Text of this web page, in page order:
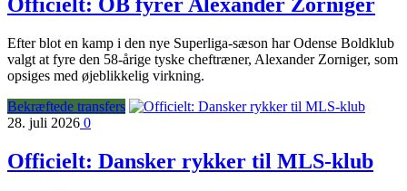
Officielt: OB fyrer Alexander Zorniger
Efter blot en kamp i den nye Superliga-sæson har Odense Boldklub
valgt at fyre den 58-årige tyske cheftræner, Alexander Zorniger, som
opsiges med øjeblikkelig virkning.
Bekræftede transfers
28. juli 2026 0
Officielt: Dansker rykker til MLS-klub